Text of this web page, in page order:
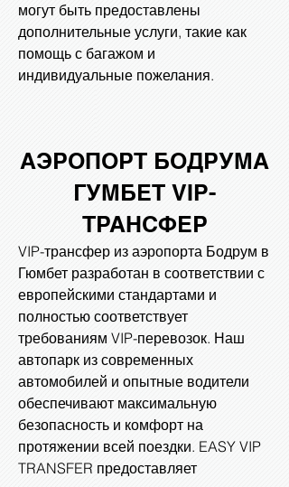
могут быть предоставлены
дополнительные услуги, такие как
помощь с багажом и
индивидуальные пожелания.
АЭРОПОРТ БОДРУМА
ГУМБЕТ VIP-
ТРАНСФЕР
VIP-трансфер из аэропорта Бодрум в
Гюмбет разработан в соответствии с
европейскими стандартами и
полностью соответствует
требованиям VIP-перевозок. Наш
автопарк из современных
автомобилей и опытные водители
обеспечивают максимальную
безопасность и комфорт на
протяжении всей поездки. EASY VIP
TRANSFER предоставляет